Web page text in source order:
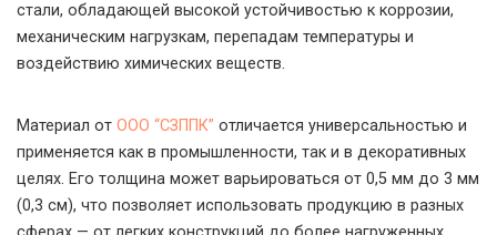
стали, обладающей высокой устойчивостью к коррозии,
механическим нагрузкам, перепадам температуры и
воздействию химических веществ.
Материал от ООО “СЗППК” отличается универсальностью и
применяется как в промышленности, так и в декоративных
целях. Его толщина может варьироваться от 0,5 мм до 3 мм
(0,3 см), что позволяет использовать продукцию в разных